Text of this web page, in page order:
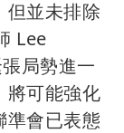
但並未排除
Lee
局勢進一
將可能強化
準會已表態